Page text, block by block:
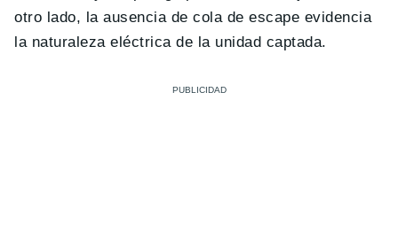
otro lado, la ausencia de cola de escape evidencia
la naturaleza eléctrica de la unidad captada.